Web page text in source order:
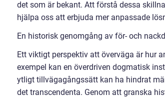
det som är bekant. Att förstå dessa
hjälpa oss att erbjuda mer anpassade
En historisk genomgång av för- och
Ett viktigt perspektiv att överväga är hur
exempel kan en överdriven dogmatisk
ytligt tillvägagångssätt kan ha hindrat
det transcendenta. Genom att granska